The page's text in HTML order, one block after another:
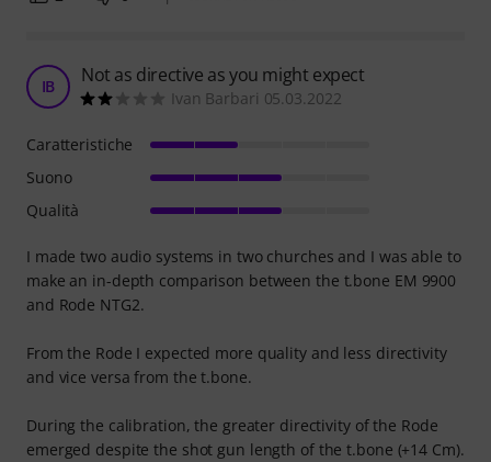
IB Not as directive as you might expect
Ivan Barbari 05.03.2022
I made two audio systems in two churches and I was able to
make an in-depth comparison between the t.bone EM 9900
and Rode NTG2.
From the Rode I expected more quality and less directivity
and vice versa from the t.bone.
During the calibration, the greater directivity of the Rode
emerged despite the shot gun length of the t.bone (+14 Cm).
Caratteristiche
Suono
Qualità